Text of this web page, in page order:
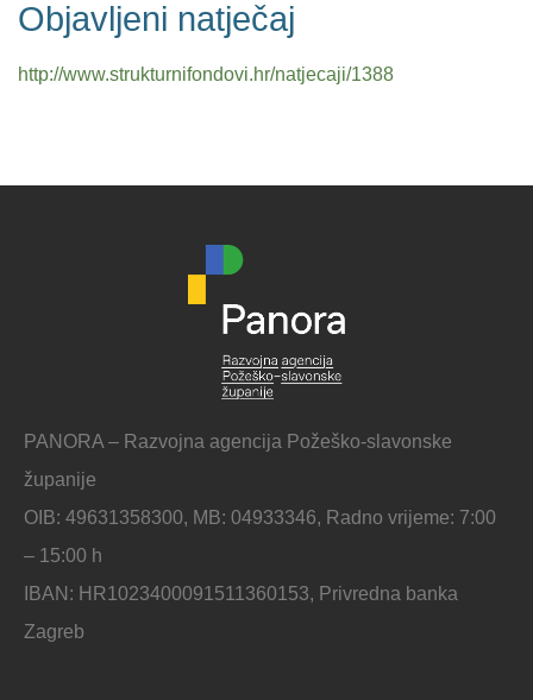
Objavljeni natječaj
http://www.strukturnifondovi.hr/natjecaji/1388
PANORA – Razvojna agencija Požeško-slavonske
županije
OIB: 49631358300, MB: 04933346, Radno vrijeme: 7:00
– 15:00 h
IBAN: HR1023400091511360153, Privredna banka
Zagreb